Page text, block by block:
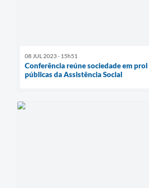
08 JUL 2023 - 15h51
Conferência reúne sociedade em
públicas da Assistência Social